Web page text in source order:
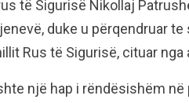
të Sigurisë Nikollaj
duke u përqendruar
Rus të Sigurisë, cituar nga
një hap i rëndësishëm